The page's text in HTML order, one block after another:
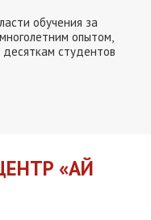
обучения за
опытом,
студентов
«АЙ